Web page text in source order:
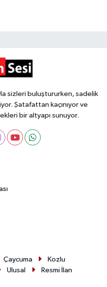
sizleri buluştururken, sadelik
Şatafattan kaçınıyor ve
bir altyapı sunuyor.
Çaycuma
Kozlu
Ulusal Resmi İlan